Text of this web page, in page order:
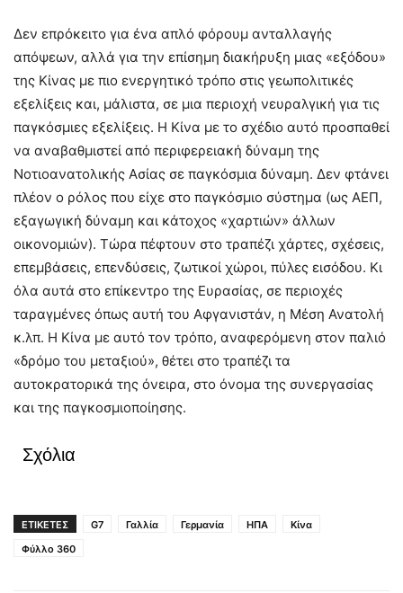
Δεν επρόκειτο για ένα απλό φόρουμ ανταλλαγής
απόψεων, αλλά για την επίσημη διακήρυξη μιας «εξόδου»
της Κίνας με πιο ενεργητικό τρόπο στις γεωπολιτικές
εξελίξεις και, μάλιστα, σε μια περιοχή νευραλγική για τις
παγκόσμιες εξελίξεις. Η Κίνα με το σχέδιο αυτό προσπαθεί
να αναβαθμιστεί από περιφερειακή δύναμη της
Νοτιοανατολικής Ασίας σε παγκόσμια δύναμη. Δεν φτάνει
πλέον ο ρόλος που είχε στο παγκόσμιο σύστημα (ως ΑΕΠ,
εξαγωγική δύναμη και κάτοχος «χαρτιών» άλλων
οικονομιών). Τώρα πέφτουν στο τραπέζι χάρτες, σχέσεις,
επεμβάσεις, επενδύσεις, ζωτικοί χώροι, πύλες εισόδου. Κι
όλα αυτά στο επίκεντρο της Ευρασίας, σε περιοχές
ταραγμένες όπως αυτή του Αφγανιστάν, η Μέση Ανατολή
κ.λπ. Η Κίνα με αυτό τον τρόπο, αναφερόμενη στον παλιό
«δρόμο του μεταξιού», θέτει στο τραπέζι τα
αυτοκρατορικά της όνειρα, στο όνομα της συνεργασίας
και της παγκοσμιοποίησης.
Σχόλια
ΕΤΙΚΕΤΕΣ G7 Γαλλία Γερμανία ΗΠΑ
Κίνα
Φύλλο 360